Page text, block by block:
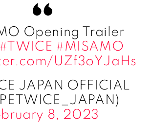
Opening Trailer
#TWICE #MISAMO
UZf3oYJaHs
JAPAN OFFICIAL
8, 2023